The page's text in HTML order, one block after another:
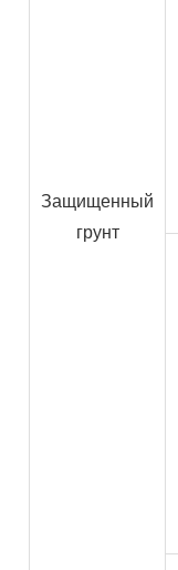
Защищенный
грунт